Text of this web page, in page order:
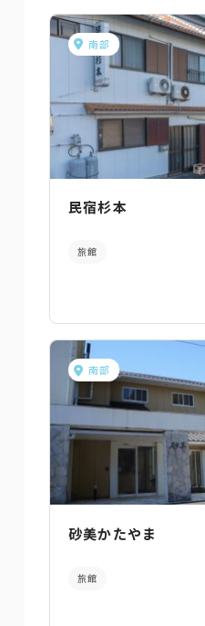
南部
民宿杉本
旅館
南部
砂美かたやま
旅館